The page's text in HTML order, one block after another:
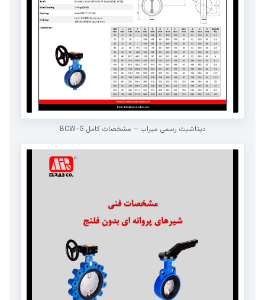
دیتاشیت رسمی میراب — مشخصات کامل BCW-G